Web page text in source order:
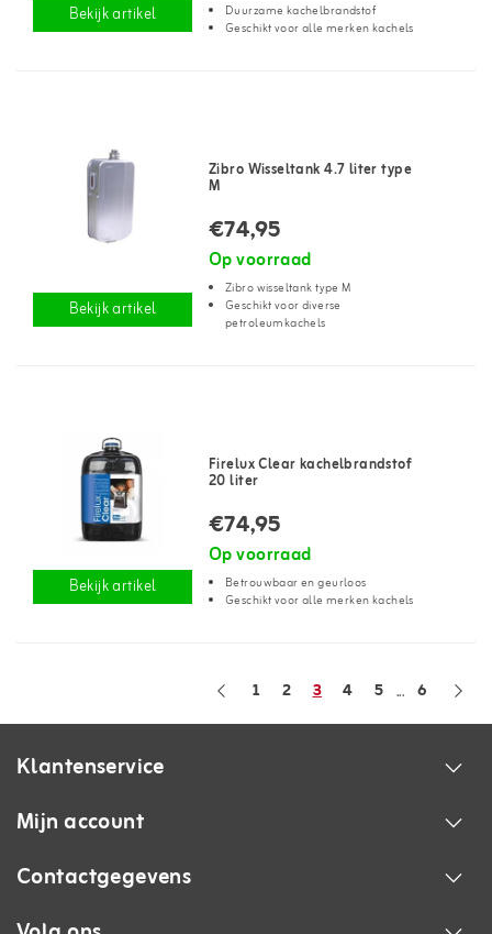
Bekijk artikel
Duurzame kachelbrandstof
Geschikt voor alle merken kachels
Bekijk artikel
Zibro Wisseltank 4.7 liter type
M
€74,95
Op voorraad
Zibro wisseltank type M
Geschikt voor diverse
petroleumkachels
Bekijk artikel
Firelux Clear kachelbrandstof
20 liter
€74,95
Op voorraad
Betrouwbaar en geurloos
Geschikt voor alle merken kachels
1 2 3 4 5 ... 6
Klantenservice
Mijn account
Contactgegevens